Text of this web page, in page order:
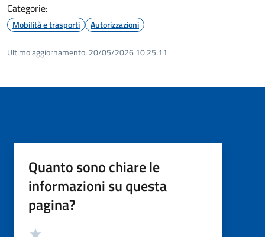
Categorie:
Mobilità e trasporti Autorizzazioni
Ultimo aggiornamento: 20/05/2026 10:25.11
Quanto sono chiare le
informazioni su questa
pagina?
Valutazione